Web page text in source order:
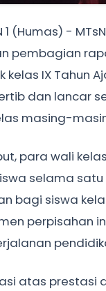
(Humas) -
pembagian
kelas IX Tahun
dan lancar
masing-
para wali
selama satu
bagi siswa
perpisahan
atas prestasi